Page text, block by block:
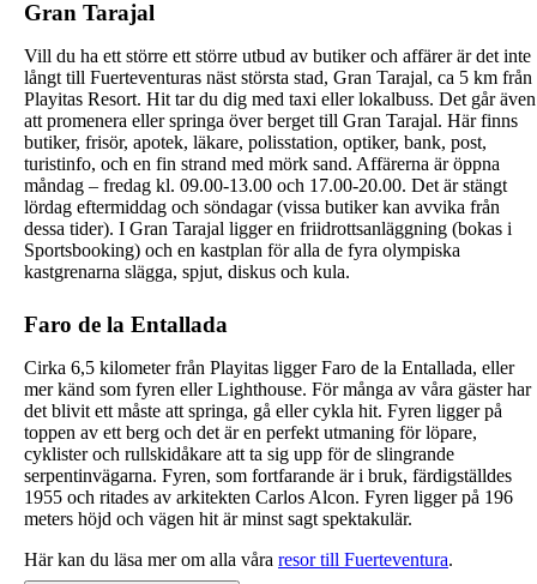
Gran Tarajal
Vill du ha ett större ett större utbud av butiker och affärer är det inte
långt till Fuerteventuras näst största stad, Gran Tarajal, ca 5 km från
Playitas Resort. Hit tar du dig med taxi eller lokalbuss. Det går även
att promenera eller springa över berget till Gran Tarajal. Här finns
butiker, frisör, apotek, läkare, polisstation, optiker, bank, post,
turistinfo, och en fin strand med mörk sand. Affärerna är öppna
måndag – fredag kl. 09.00-13.00 och 17.00-20.00. Det är stängt
lördag eftermiddag och söndagar (vissa butiker kan avvika från
dessa tider). I Gran Tarajal ligger en friidrottsanläggning (bokas i
Sportsbooking) och en kastplan för alla de fyra olympiska
kastgrenarna slägga, spjut, diskus och kula.
Faro de la Entallada
Cirka 6,5 kilometer från Playitas ligger Faro de la Entallada, eller
mer känd som fyren eller Lighthouse. För många av våra gäster har
det blivit ett måste att springa, gå eller cykla hit. Fyren ligger på
toppen av ett berg och det är en perfekt utmaning för löpare,
cyklister och rullskidåkare att ta sig upp för de slingrande
serpentinvägarna. Fyren, som fortfarande är i bruk, färdigställdes
1955 och ritades av arkitekten Carlos Alcon. Fyren ligger på 196
meters höjd och vägen hit är minst sagt spektakulär.
Här kan du läsa mer om alla våra resor till Fuerteventura.